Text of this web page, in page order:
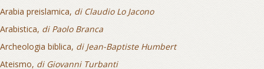
Arabia preislamica, di Claudio Lo Jacono
Arabistica, di Paolo Branca
Archeologia biblica, di Jean-Baptiste Humbert
Ateismo, di Giovanni Turbanti